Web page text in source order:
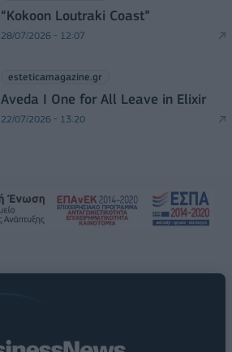
“Kokoon Loutraki Coast”
28/07/2026 - 12:07
esteticamagazine.gr
Aveda I One for All Leave in Elixir
22/07/2026 - 13:20